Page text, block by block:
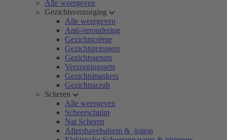
Alle weergeven
Gezichtsverzorging
Alle weergeven
Anti-veroudering
Gezichtscrème
Gezichtsreinigers
Gezichtsserum
Verzorgingssets
Gezichtsmaskers
Gezichtsscrub
Scheren
Alle weergeven
Scheerschuim
Nat Scheren
Aftershavebalsem & -lotion